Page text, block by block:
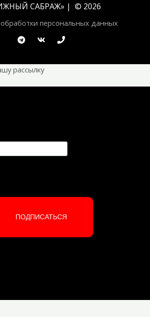
САБРАЖ» | © 2026
персональных данных
рассылку
ПОДПИСАТЬСЯ